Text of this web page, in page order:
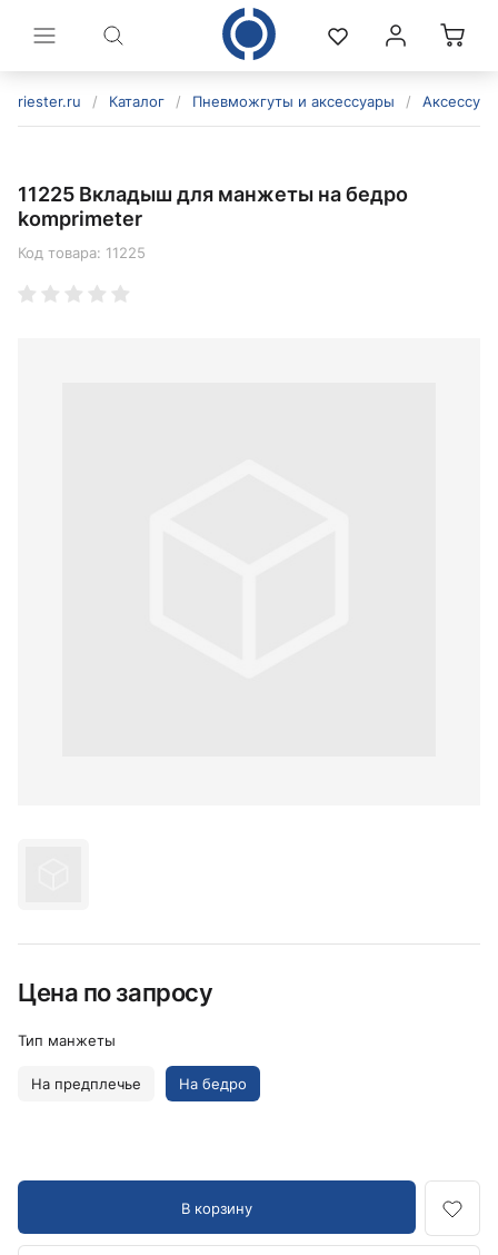
riester.ru / Каталог / Пневможгуты и аксессуары /
11225 Вкладыш для манжеты на бедро
komprimeter
Код товара: 11225
Цена по запросу
Тип манжеты
На предплечье На бедро
В корзину